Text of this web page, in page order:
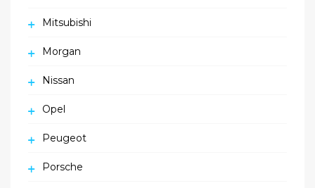
Mitsubishi
Morgan
Nissan
Opel
Peugeot
Porsche